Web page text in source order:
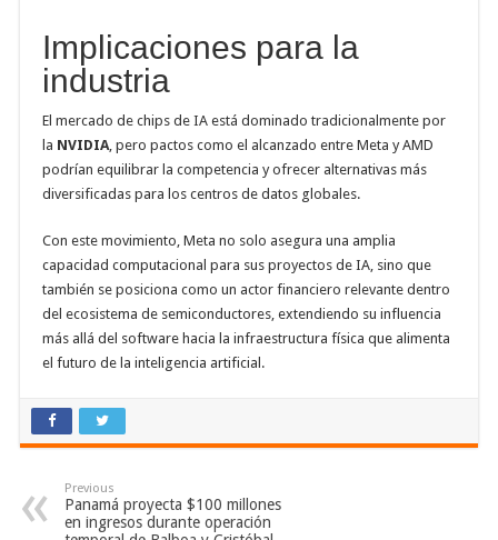
Implicaciones para la
industria
El mercado de chips de IA está dominado tradicionalmente por
la NVIDIA , pero pactos como el alcanzado entre Meta y AMD
podrían equilibrar la competencia y ofrecer alternativas más
diversificadas para los centros de datos globales.
Con este movimiento, Meta no solo asegura una amplia
capacidad computacional para sus proyectos de IA, sino que
también se posiciona como un actor financiero relevante dentro
del ecosistema de semiconductores, extendiendo su influencia
más allá del software hacia la infraestructura física que alimenta
el futuro de la inteligencia artificial.
Previous
Panamá proyecta $100 millones
en ingresos durante operación